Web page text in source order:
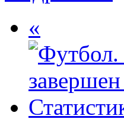
«